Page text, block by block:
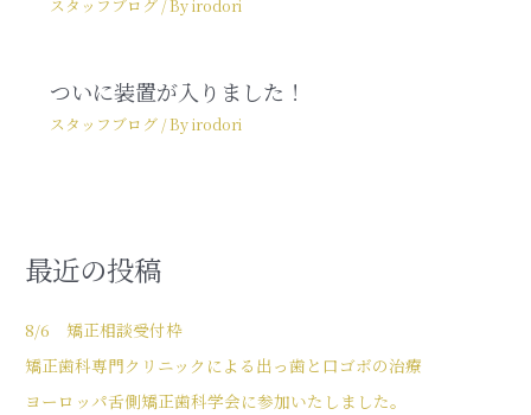
スタッフブログ/ Byirodori
ついに装置が入りました！
スタッフブログ/ Byirodori
最近の投稿
8/6 矯正相談受付枠
矯正歯科専門クリニックによる出っ歯と口ゴボの治療
ヨーロッパ舌側矯正歯科学会に参加いたしました。